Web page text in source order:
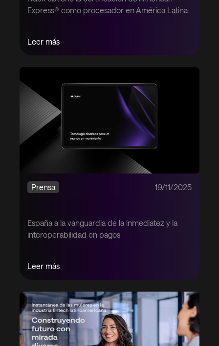
Express® como procesador en América Latina
Leer más
Prensa 19/11/2025
España a la vanguardia de la inmediatez y la
interoperabilidad en pagos
Leer más